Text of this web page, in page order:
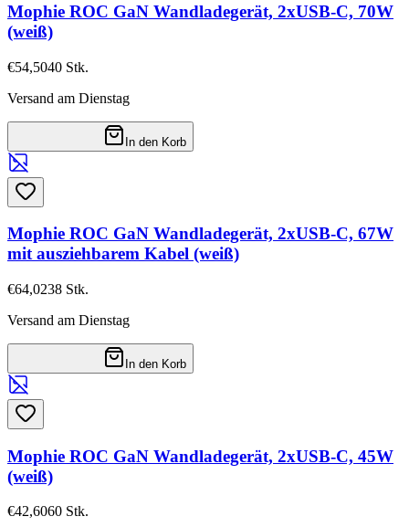
Mophie ROC GaN Wandladegerät, 2xUSB-C, 70W
(weiß)
€54,5040 Stk.
Versand am Dienstag
In den Korb
Mophie ROC GaN Wandladegerät, 2xUSB-C, 67W
mit ausziehbarem Kabel (weiß)
€64,0238 Stk.
Versand am Dienstag
In den Korb
Mophie ROC GaN Wandladegerät, 2xUSB-C, 45W
(weiß)
€42,6060 Stk.